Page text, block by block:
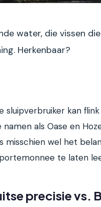
water, die vissen
Herkenbaar?
sluipverbruiker kan
als Oase en
wel het
te laten
precisie vs.